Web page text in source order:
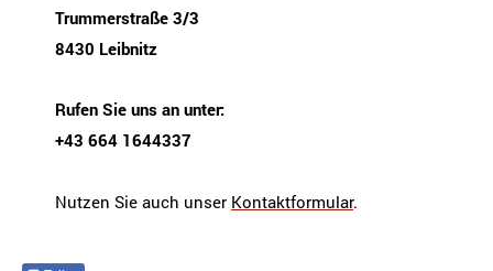
Trummerstraße 3/3
8430 Leibnitz
Rufen Sie uns an unter:
+43 664 1644337
Nutzen Sie auch unser Kontaktformular.